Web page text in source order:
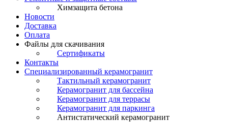
Химзащита бетона
Новости
Доставка
Оплата
Файлы для скачивания
Сертификаты
Контакты
Специализированный керамогранит
Тактильный керамогранит
Керамогранит для бассейна
Керамогранит для террасы
Керамогранит для паркинга
Антистатический керамогранит